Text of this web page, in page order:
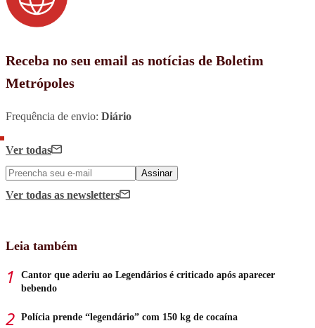
Receba no seu email as notícias de Boletim
Metrópoles
Frequência de envio: Diário
Ver todas
Assinar
Ver todas as newsletters
Leia também
Cantor que aderiu ao Legendários é criticado após aparecer
bebendo
Polícia prende “legendário” com 150 kg de cocaína